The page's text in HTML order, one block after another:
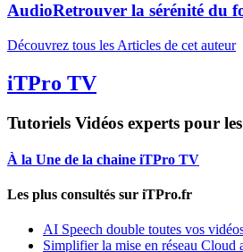
AudioRetrouver la sérénité du
Découvrez tous les Articles de cet auteur
iTPro TV
Tutoriels Vidéos experts pour
À la Une de la chaine iTPro TV
Les plus consultés sur iTPro.fr
AI Speech double toutes vos
Simplifier la mise en réseau Cloud